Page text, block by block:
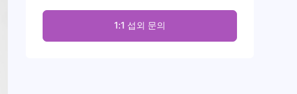
1:1 섭외 문의